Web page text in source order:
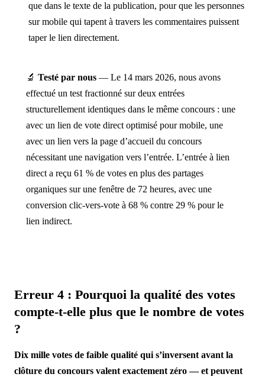
que dans le texte de la publication, pour que les personnes
sur mobile qui tapent à travers les commentaires puissent
taper le lien directement.
🔬 Testé par nous — Le 14 mars 2026, nous avons
effectué un test fractionné sur deux entrées
structurellement identiques dans le même concours : une
avec un lien de vote direct optimisé pour mobile, une
avec un lien vers la page d’accueil du concours
nécessitant une navigation vers l’entrée. L’entrée à lien
direct a reçu 61 % de votes en plus des partages
organiques sur une fenêtre de 72 heures, avec une
conversion clic-vers-vote à 68 % contre 29 % pour le
lien indirect.
Erreur 4 : Pourquoi la qualité des votes
compte-t-elle plus que le nombre de votes
?
Dix mille votes de faible qualité qui s’inversent avant la
clôture du concours valent exactement zéro — et peuvent